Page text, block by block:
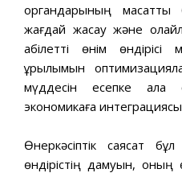
органдарының
жағдай жасау жəне
қабілетті өнім
құрылымын
мүддесін есепке ала
экономикаға
Өнеркəсіптік саясат
өндірістің дамуын, оның